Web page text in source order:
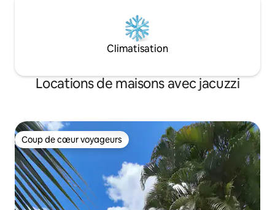
Climatisation
Locations de maisons avec jacuzzi
Coup de cœur voyageurs
Coup de cœur voyageurs